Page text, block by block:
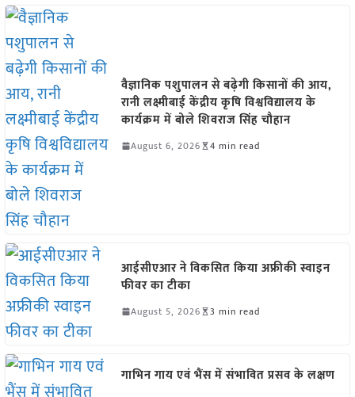
वैज्ञानिक पशुपालन से बढ़ेगी किसानों की आय,
रानी लक्ष्मीबाई केंद्रीय कृषि विश्वविद्यालय के
कार्यक्रम में बोले शिवराज सिंह चौहान
August 6, 2026 4 min read
आईसीएआर ने विकसित किया अफ्रीकी स्वाइन
फीवर का टीका
August 5, 2026 3 min read
गाभिन गाय एवं भैंस में संभावित प्रसव के लक्षण